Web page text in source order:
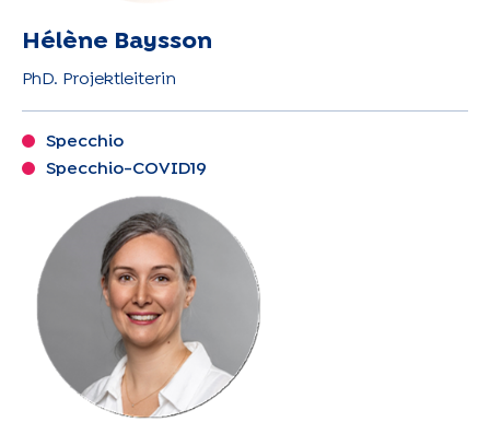
Hélène Baysson
PhD. Projektleiterin
Specchio
Specchio-COVID19